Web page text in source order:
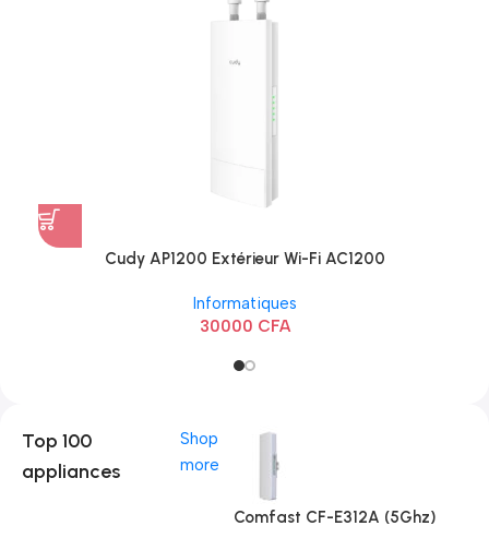
Cudy AP1200 Extérieur Wi-Fi AC1200
Informatiques
30000 CFA
Top 100
appliances
Shop
more
Comfast CF-E312A (5Ghz)